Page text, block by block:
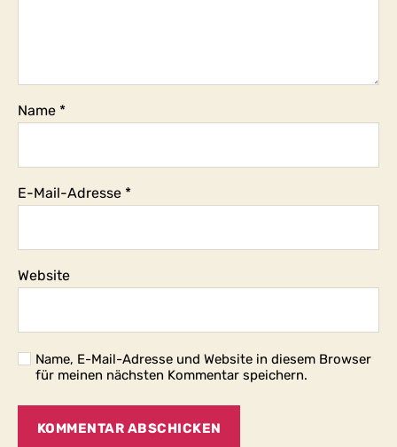
Name *
E-Mail-Adresse *
Website
Name, E-Mail-Adresse und Website in diesem Browser
für meinen nächsten Kommentar speichern.